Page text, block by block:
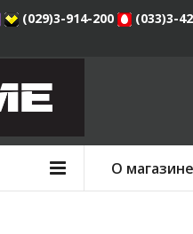
(029)3-914-200 (033)3-
О магазине